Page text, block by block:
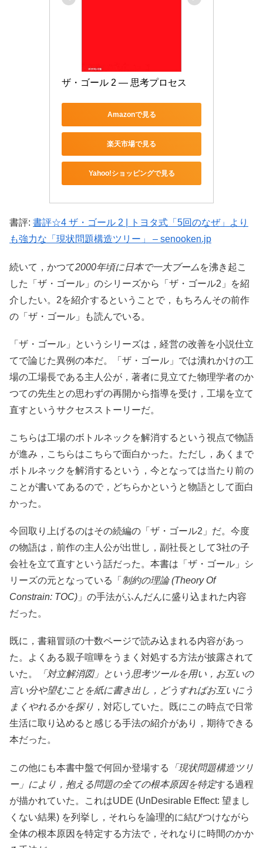
ザ・ゴール 2 ― 思考プロセス
Amazonで見る
楽天市場で見る
Yahoo!ショッピングで見る
書評: 書評☆4 ザ・ゴール 2 | トヨタ式「5回のなぜ」より
も強力な「現状問題構造ツリー」 – senooken.jp
続いて，かつて2000年頃に日本で一大ブームを沸き起こ
した「ザ・ゴール」のシリーズから「ザ・ゴール2」を紹
介したい。2を紹介するということで，もちろんその前作
の「ザ・ゴール」も読んでいる。
「ザ・ゴール」というシリーズは，経営の改善を小説仕立
てで論じた異例の本だ。「ザ・ゴール」では潰れかけの工
場の工場長である主人公が，著者に見立てた物理学者のか
つての先生との思わずの再開から指導を受け，工場を立て
直すというサクセスストーリーだ。
こちらは工場のボトルネックを解消するという視点で物語
が進み，こちらはこちらで面白かった。ただし，あくまで
ボトルネックを解消するという，今となっては当たり前の
ことが書いてあるので，どちらかというと物語として面白
かった。
今回取り上げるのはその続編の「ザ・ゴール2」だ。今度
の物語は，前作の主人公が出世し，副社長として3社の子
会社を立て直すという話だった。本書は「ザ・ゴール」シ
リーズの元となっている「 制約の理論 (Theory Of
Constrain: TOC) 」の手法がふんだんに盛り込まれた内容
だった。
既に，書籍冒頭の十数ページで読み込まれる内容があっ
た。よくある親子喧嘩をうまく対処する方法が披露されて
いた。
「対立解消図」という思考ツールを用い，お互いの
言い分や望むことを紙に書き出し，どうすればお互いにう
まくやれるかを探り ，対応していた。既にこの時点で日常
生活に取り込めると感じる手法の紹介があり，期待できる
本だった。
この他にも本書中盤で何回か登場する
「現状問題構造ツリ
ー」により，抱える問題の全ての根本原因を特定する過程
が描かれていた。これはUDE (UnDesirable Effect: 望まし
くない結果) を列挙し，それらを論理的に結びつけながら
全体の根本原因を特定する方法で，それなりに時間のかか